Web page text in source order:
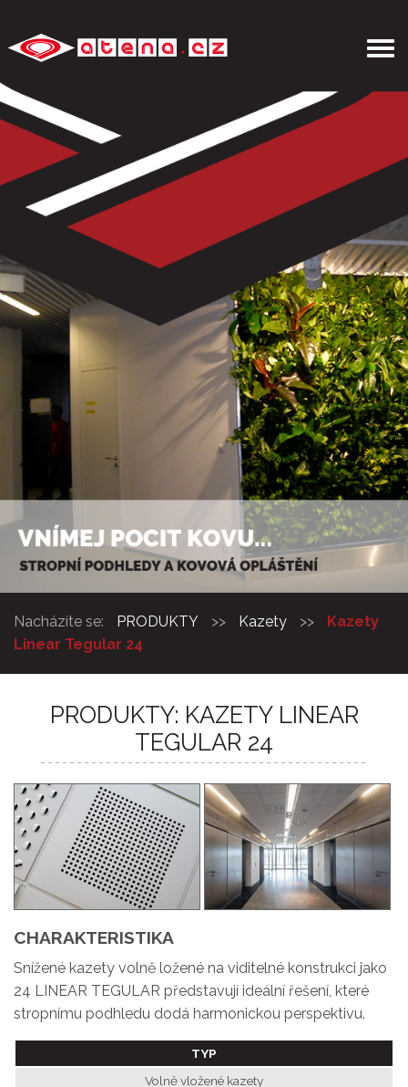
Nacházíte se: PRODUKTY >> Kazety >>
Kazety
Linear Tegular 24
PRODUKTY: KAZETY LINEAR
TEGULAR 24
CHARAKTERISTIKA
Snížené kazety volně ložené na viditelné konstrukci jako
24 LINEAR TEGULAR představují ideální řešení, které
stropnímu podhledu dodá harmonickou perspektivu.
TYP
Volně vložené kazety